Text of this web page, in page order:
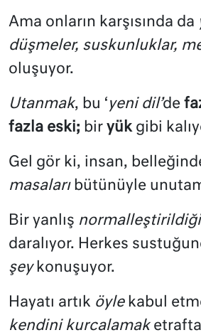
Ama onların karşısında da
düşmeler, suskunluklar,
oluşuyor.
Utanmak, bu ‘yeni dil’de
fazla eski; bir yük gibi
Gel gör ki, insan,
masalarıbütünüyle
Bir yanlış
daralıyor. Herkes
şeykonuşuyor.
Hayatı artık öylekabul
kendini kurcalamak etrafta